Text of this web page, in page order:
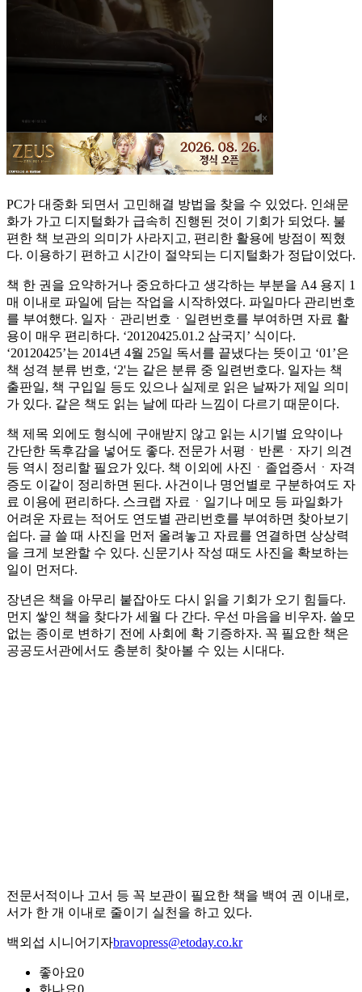
PC가 대중화 되면서 고민해결 방법을 찾을 수 있었다. 인쇄문
화가 가고 디지털화가 급속히 진행된 것이 기회가 되었다. 불
편한 책 보관의 의미가 사라지고, 편리한 활용에 방점이 찍혔
다. 이용하기 편하고 시간이 절약되는 디지털화가 정답이었다.
책 한 권을 요약하거나 중요하다고 생각하는 부분을 A4 용지 1
매 이내로 파일에 담는 작업을 시작하였다. 파일마다 관리번호
를 부여했다. 일자ㆍ관리번호ㆍ일련번호를 부여하면 자료 활
용이 매우 편리하다. ‘20120425.01.2 삼국지’ 식이다.
‘20120425’는 2014년 4월 25일 독서를 끝냈다는 뜻이고 ‘01’은
책 성격 분류 번호, ‘2'는 같은 분류 중 일련번호다. 일자는 책
출판일, 책 구입일 등도 있으나 실제로 읽은 날짜가 제일 의미
가 있다. 같은 책도 읽는 날에 따라 느낌이 다르기 때문이다.
책 제목 외에도 형식에 구애받지 않고 읽는 시기별 요약이나
간단한 독후감을 넣어도 좋다. 전문가 서평ㆍ반론ㆍ자기 의견
등 역시 정리할 필요가 있다. 책 이외에 사진ㆍ졸업증서ㆍ자격
증도 이같이 정리하면 된다. 사건이나 명언별로 구분하여도 자
료 이용에 편리하다. 스크랩 자료ㆍ일기나 메모 등 파일화가
어려운 자료는 적어도 연도별 관리번호를 부여하면 찾아보기
쉽다. 글 쓸 때 사진을 먼저 올려놓고 자료를 연결하면 상상력
을 크게 보완할 수 있다. 신문기사 작성 때도 사진을 확보하는
일이 먼저다.
장년은 책을 아무리 붙잡아도 다시 읽을 기회가 오기 힘들다.
먼지 쌓인 책을 찾다가 세월 다 간다. 우선 마음을 비우자. 쓸모
없는 종이로 변하기 전에 사회에 확 기증하자. 꼭 필요한 책은
공공도서관에서도 충분히 찾아볼 수 있는 시대다.
전문서적이나 고서 등 꼭 보관이 필요한 책을 백여 권 이내로,
서가 한 개 이내로 줄이기 실천을 하고 있다.
백외섭 시니어기자bravopress@etoday.co.kr
좋아요0